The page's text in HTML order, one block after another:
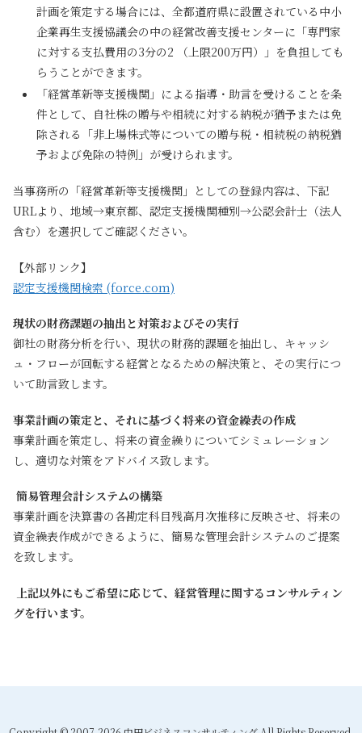
計画を策定する場合には、全都道府県に設置されている中小
企業再生支援協議会の中の経営改善支援センターに「専門家
に対する支払費用の3分の2 （上限200万円）」を負担しても
らうことができます。
「経営革新等支援機関」による指導・助言を受けることを条
件として、自社株の贈与や相続に対する納税が猶予または免
除される「非上場株式等についての贈与税・相続税の納税猶
予および免除の特例」が受けられます。
当事務所の「経営革新等支援機関」としての登録内容は、下記
URLより、地域→東京都、認定支援機関種別→公認会計士（法人
含む）を選択してご確認ください。
【外部リンク】
認定支援機関検索 (force.com)
現状の財務課題の抽出と対策およびその実行
御社の財務分析を行い、現状の財務的課題を抽出し、キャッシ
ュ・フローが回転する経営となるための解決策と、その実行につ
いて助言致します。
事業計画の策定と、それに基づく将来の資金繰表の作成
事業計画を策定し、将来の資金繰りについてシミュレーション
し、適切な対策をアドバイス致します。
簡易管理会計システムの構築
事業計画を決算書の各勘定科目残高月次推移に反映させ、将来の
資金繰表作成ができるように、簡易な管理会計システムのご提案
を致します。
上記以外にもご希望に応じて、経営管理に関するコンサルティン
グを行います。